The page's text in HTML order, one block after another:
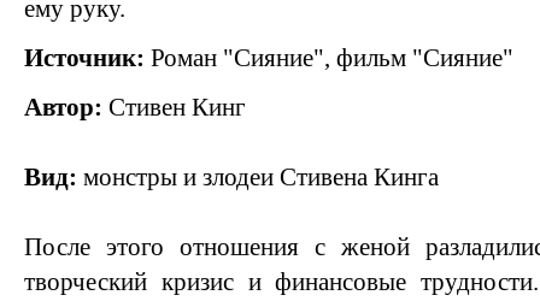
ему руку.
Источник: Роман "Сияние", фильм "Сияние"
Автор: Стивен Кинг
Вид: монстры и злодеи Стивена Кинга
После этого отношения с женой
творческий кризис и финансовые